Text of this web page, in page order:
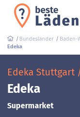
Bundesländer Baden-
Edeka
Edeka Stuttgart
Edeka
Supermarket